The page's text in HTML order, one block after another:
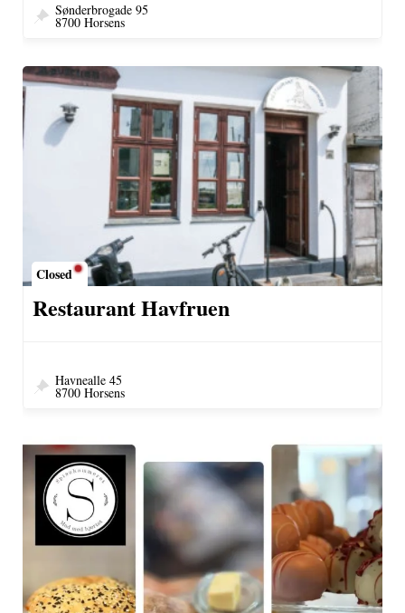
Sønderbrogade 95
8700 Horsens
Closed
Restaurant Havfruen
Havnealle 45
8700 Horsens